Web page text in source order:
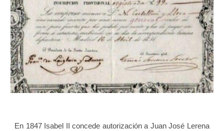
En 1847 Isabel II concede autorización a Juan José Lerena